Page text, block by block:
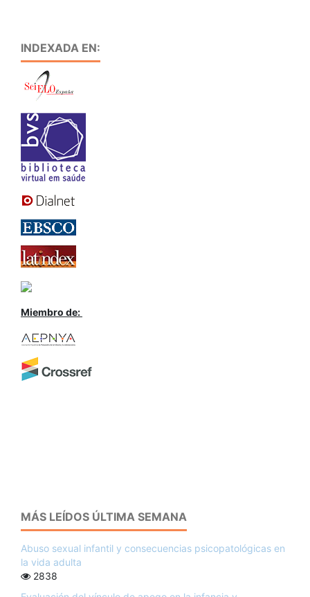
INDEXADA EN:
Miembro de:
MÁS LEÍDOS ÚLTIMA SEMANA
Abuso sexual infantil y consecuencias psicopatológicas en
la vida adulta
2838